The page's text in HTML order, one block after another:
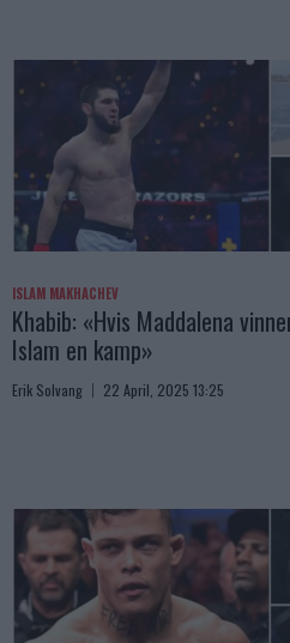
ISLAM MAKHACHEV
Khabib: «Hvis Maddalena
Islam en kamp»
Erik Solvang 22 April, 2025 13:25